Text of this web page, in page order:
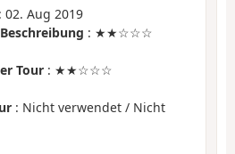
: 02. Aug 2019
: ★★☆☆☆
Tour : ★★☆☆☆
: Nicht verwendet / Nicht